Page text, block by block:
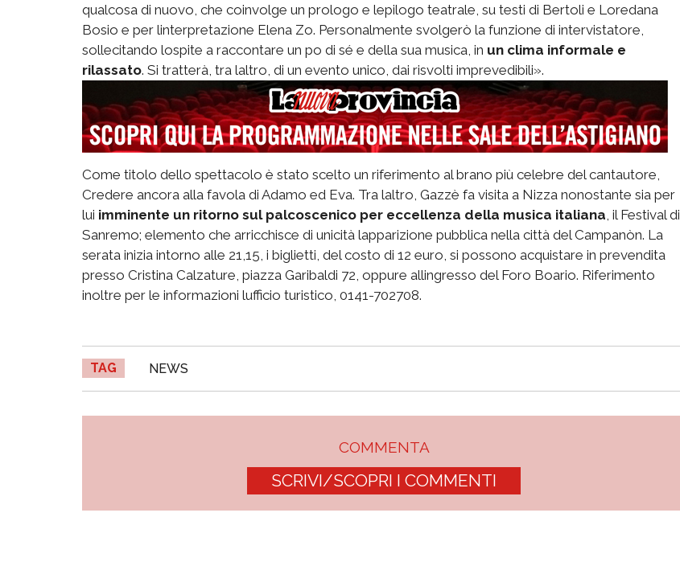
qualcosa di nuovo, che coinvolge un prologo e lepilogo teatrale, su testi di Bertoli e Loredana
Bosio e per linterpretazione Elena Zo. Personalmente svolgerò la funzione di intervistatore,
sollecitando lospite a raccontare un po di sé e della sua musica, in un clima informale e
rilassato. Si tratterà, tra laltro, di un evento unico, dai risvolti imprevedibili».
Come titolo dello spettacolo è stato scelto un riferimento al brano più celebre del cantautore,
Credere ancora alla favola di Adamo ed Eva. Tra laltro, Gazzè fa visita a Nizza nonostante sia per
lui imminente un ritorno sul palcoscenico per eccellenza della musica italiana , il Festival di
Sanremo; elemento che arricchisce di unicità lapparizione pubblica nella città del Campanòn. La
serata inizia intorno alle 21,15, i biglietti, del costo di 12 euro, si possono acquistare in prevendita
presso Cristina Calzature, piazza Garibaldi 72, oppure allingresso del Foro Boario. Riferimento
inoltre per le informazioni lufficio turistico, 0141-702708.
TAG NEWS
COMMENTA
SCRIVI/SCOPRI I COMMENTI